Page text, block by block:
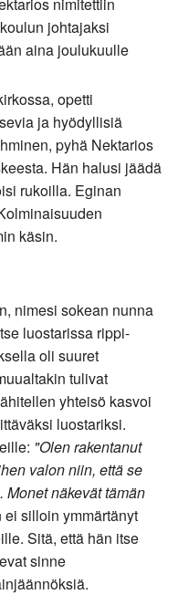
nimitettiin
johtajaksi
aina joulukuulle
opetti
ja hyödyllisiä
pyhä Nektarios
Hän halusi jäädä
rukoilla. Eginan
käsin.
nimesi sokean nunna
luostarissa rippi-
oli suuret
tulivat
yhteisö kasvoi
luostariksi.
"Olen rakentanut
valon niin, että se
näkevät tämän
silloin ymmärtänyt
Sitä, että hän itse
sinne